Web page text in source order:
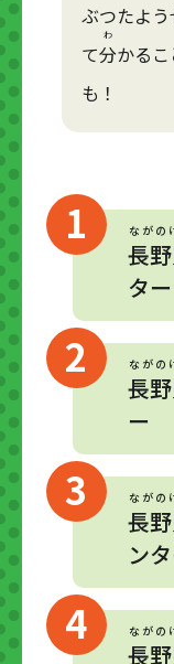
ぶつたよ
て分
わ
かる
も！
長
ながの
ター
長
ながの
ー
長
ながの
ン
長
ながの